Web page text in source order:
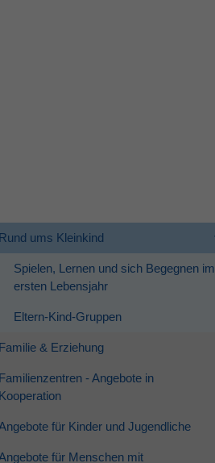
Rund ums Kleinkind
Spielen, Lernen und sich Begegnen im
ersten Lebensjahr
Eltern-Kind-Gruppen
Familie & Erziehung
Familienzentren - Angebote in
Kooperation
für Kinder und Jugendliche
für Menschen mit